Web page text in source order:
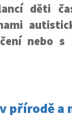
děti
nebo s
přírodě a